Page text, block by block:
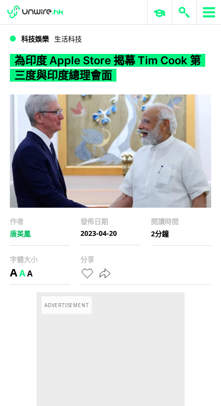
WWDC 2026 ERP 與商業 AI
科技娛樂 生活科技
為印度 Apple Store 揭幕 Tim Cook 第
三度與印度總理會面
作者
唐美鳳
發佈日期
2023-04-20
閱讀時間
2分鐘
字體大小
AAA
分享
ADVERTISEMENT